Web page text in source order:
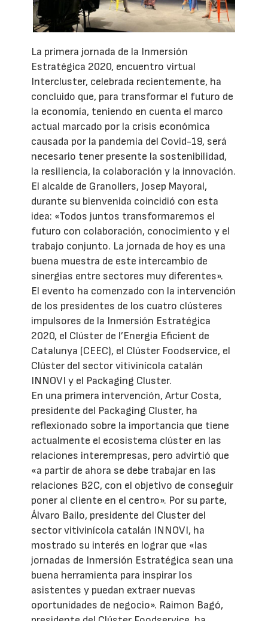
La primera jornada de la Inmersión
Estratégica 2020, encuentro virtual
Intercluster, celebrada recientemente, ha
concluido que, para transformar el futuro de
la economía, teniendo en cuenta el marco
actual marcado por la crisis económica
causada por la pandemia del Covid-19, será
necesario tener presente la sostenibilidad,
la resiliencia, la colaboración y la innovación.
El alcalde de Granollers, Josep Mayoral,
durante su bienvenida coincidió con esta
idea: «Todos juntos transformaremos el
futuro con colaboración, conocimiento y el
trabajo conjunto. La jornada de hoy es una
buena muestra de este intercambio de
sinergias entre sectores muy diferentes».
El evento ha comenzado con la intervención
de los presidentes de los cuatro clústeres
impulsores de la Inmersión Estratégica
2020, el Clúster de l’Energia Eficient de
Catalunya (CEEC), el Clúster Foodservice, el
Clúster del sector vitivinícola catalán
INNOVI y el Packaging Cluster.
En una primera intervención, Artur Costa,
presidente del Packaging Cluster, ha
reflexionado sobre la importancia que tiene
actualmente el ecosistema clúster en las
relaciones interempresas, pero advirtió que
«a partir de ahora se debe trabajar en las
relaciones B2C, con el objetivo de conseguir
poner al cliente en el centro». Por su parte,
Álvaro Bailo, presidente del Cluster del
sector vitivinícola catalán INNOVI, ha
mostrado su interés en lograr que «las
jornadas de Inmersión Estratégica sean una
buena herramienta para inspirar los
asistentes y puedan extraer nuevas
oportunidades de negocio». Raimon Bagó,